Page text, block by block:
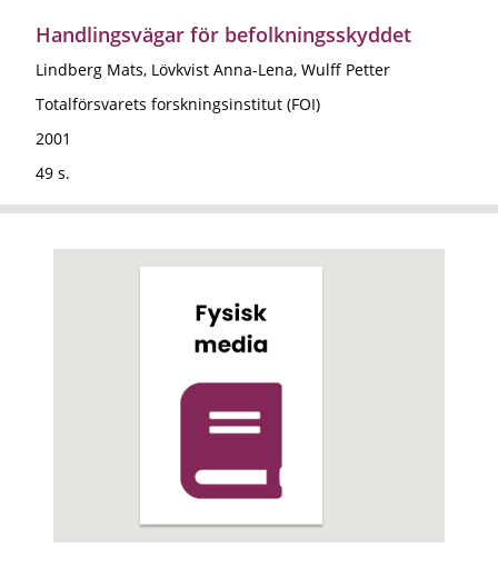
Handlingsvägar för befolkningsskyddet
Lindberg Mats, Lövkvist Anna-Lena, Wulff Petter
Totalförsvarets forskningsinstitut (FOI)
2001
49 s.